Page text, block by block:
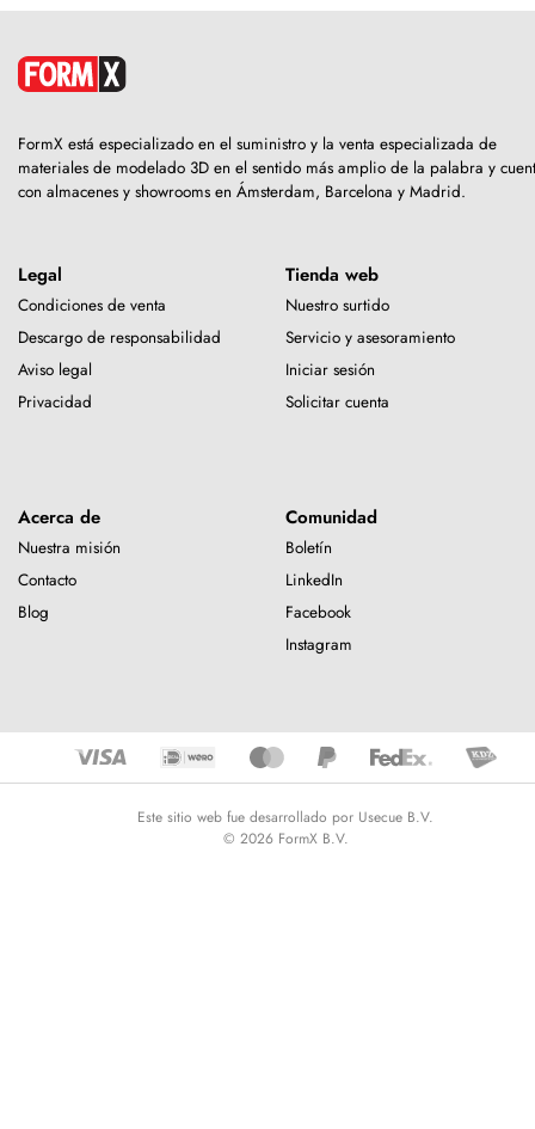
FormX está especializado en el suministro y la venta especializada de
materiales de modelado 3D en el sentido más amplio de la palabra y
con almacenes y showrooms en Ámsterdam, Barcelona y Madrid.
Legal
Condiciones de venta
Descargo de responsabilidad
Aviso legal
Privacidad
Tienda web
Nuestro surtido
Servicio y asesoramiento
Iniciar sesión
Solicitar cuenta
Acerca de
Nuestra misión
Contacto
Blog
Comunidad
Boletín
LinkedIn
Facebook
Instagram
Este sitio web fue desarrollado por Usecue B.V.
© 2026 FormX B.V.